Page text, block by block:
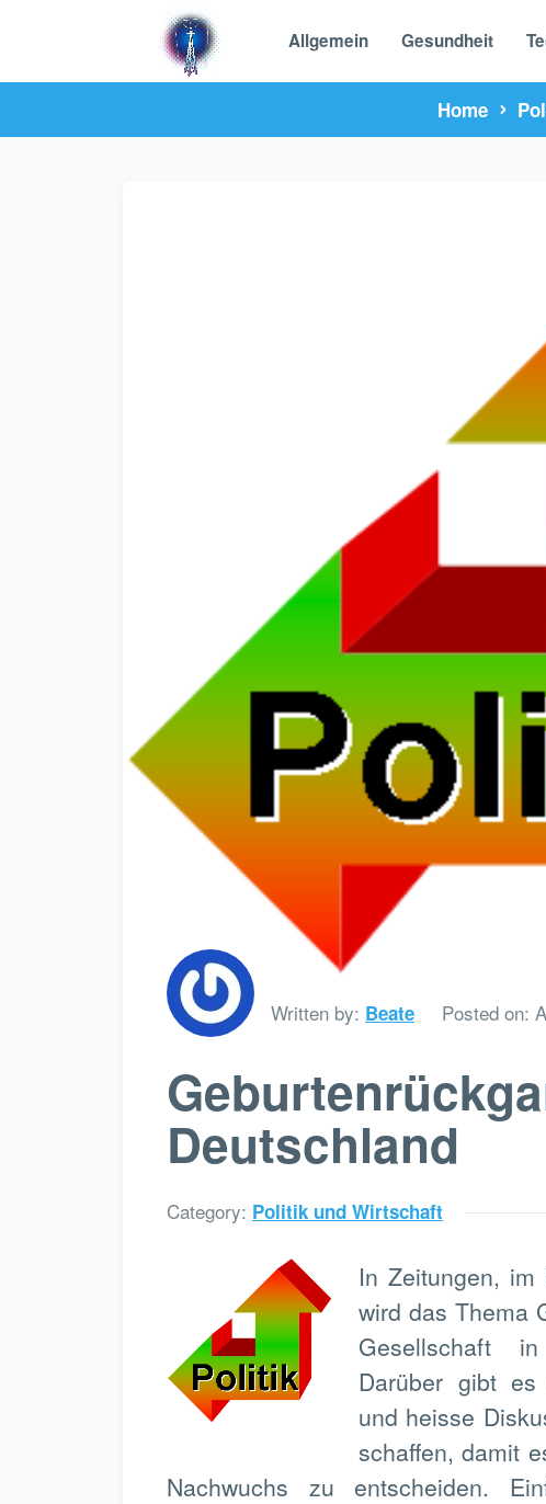
Allgemein Gesundheit
Home
Written by: Beate Posted on:
Deutschland
Category: Politik und Wirtschaft
In Zeitungen,
wird das Thema
Gesellschaft
Darüber gibt es
und heisse
schaffen, damit
Nachwuchs zu entscheiden.